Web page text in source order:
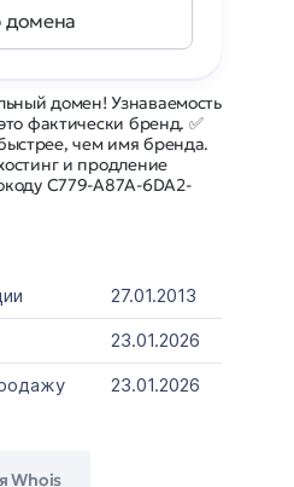
домен! Узнаваемость
фактически бренд. ✅
чем имя бренда.
и продление
C779-A87A-6DA2-
27.01.2013
23.01.2026
23.01.2026
Whois